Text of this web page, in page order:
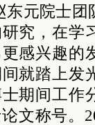
东元院士团
究，在学
感兴趣的
就踏上发
期间工作
文称号。